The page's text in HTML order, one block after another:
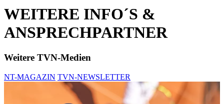
WEITERE INFO´S &
ANSPRECHPARTNER
Weitere TVN-Medien
NT-MAGAZIN TVN-NEWSLETTER